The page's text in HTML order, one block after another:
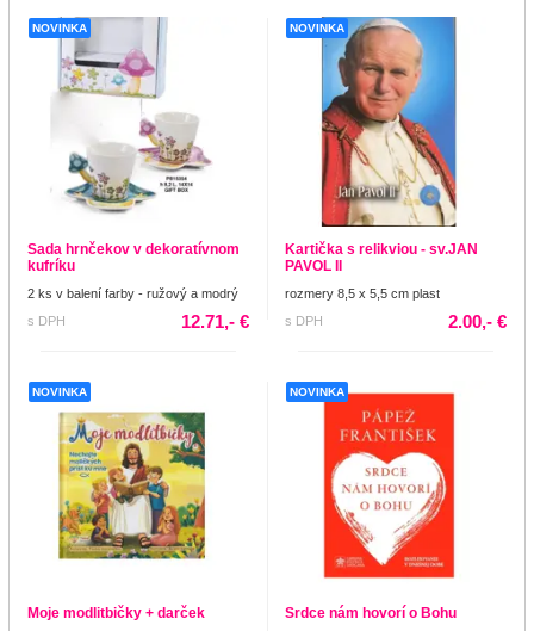
NOVINKA
Sada hrnčekov v dekoratívnom
kufríku
2 ks v balení farby - ružový a modrý
s DPH
12.71,- €
NOVINKA
Kartička s relikviou - sv.JAN
PAVOL II
rozmery 8,5 x 5,5 cm plast
s DPH
2.00,- €
NOVINKA
Moje modlitbičky + darček
NOVINKA
Srdce nám hovorí o Bohu